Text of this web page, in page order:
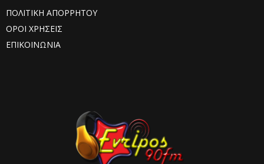
ΠΟΛΙΤΙΚΗ ΑΠΟΡΡΗΤΟΥ
ΟΡΟΙ ΧΡΗΣΕΙΣ
ΕΠΙΚΟΙΝΩΝΙΑ